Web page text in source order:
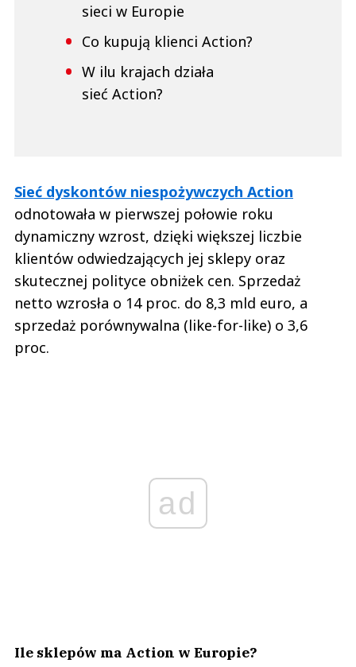
sieci w Europie
Co kupują klienci Action?
W ilu krajach działa
sieć Action?
Sieć dyskontów niespożywczych Action
odnotowała w pierwszej połowie roku
dynamiczny wzrost, dzięki większej liczbie
klientów odwiedzających jej sklepy oraz
skutecznej polityce obniżek cen. Sprzedaż
netto wzrosła o 14 proc. do 8,3 mld euro, a
sprzedaż porównywalna (like-for-like) o 3,6
proc.
ad
Ile sklepów ma Action w Europie?